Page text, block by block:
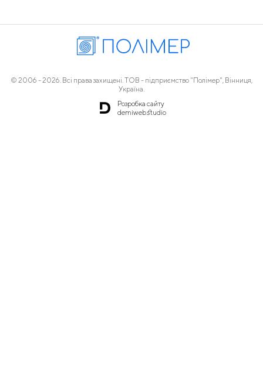
© 2006 - 2026. Всі права захищені. ТОВ - підприємство "Полімер", Вінниця,
Україна.
Розробка сайту
demiweb.studio